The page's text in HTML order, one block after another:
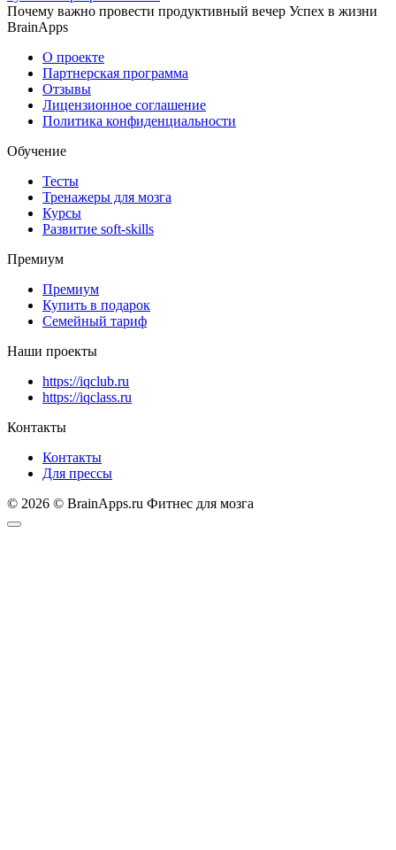
Почему важно провести продуктивный вечер Успех в жизни
BrainApps
О проекте
Партнерская программа
Отзывы
Лицензионное соглашение
Политика конфиденциальности
Обучение
Тесты
Тренажеры для мозга
Курсы
Развитие soft-skills
Премиум
Премиум
Купить в подарок
Семейный тариф
Наши проекты
https://iqclub.ru
https://iqclass.ru
Контакты
Контакты
Для прессы
© 2026 © BrainApps.ru Фитнес для мозга